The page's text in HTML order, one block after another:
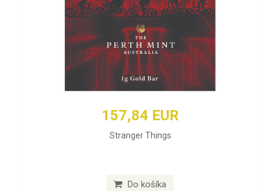
157,84 EUR
Stranger Things
Do košíka